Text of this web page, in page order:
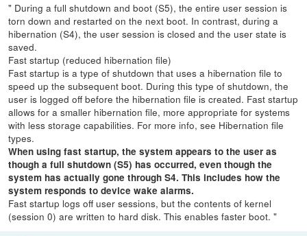
" During a full shutdown and boot (S5), the entire user session is
torn down and restarted on the next boot. In contrast, during a
hibernation (S4), the user session is closed and the user state is
saved.
Fast startup (reduced hibernation file)
Fast startup is a type of shutdown that uses a hibernation file to
speed up the subsequent boot. During this type of shutdown, the
user is logged off before the hibernation file is created. Fast startup
allows for a smaller hibernation file, more appropriate for systems
with less storage capabilities. For more info, see Hibernation file
types.
When using fast startup, the system appears to the user as
though a full shutdown (S5) has occurred, even though the
system has actually gone through S4. This includes how the
system responds to device wake alarms.
Fast startup logs off user sessions, but the contents of kernel
(session 0) are written to hard disk. This enables faster boot. "